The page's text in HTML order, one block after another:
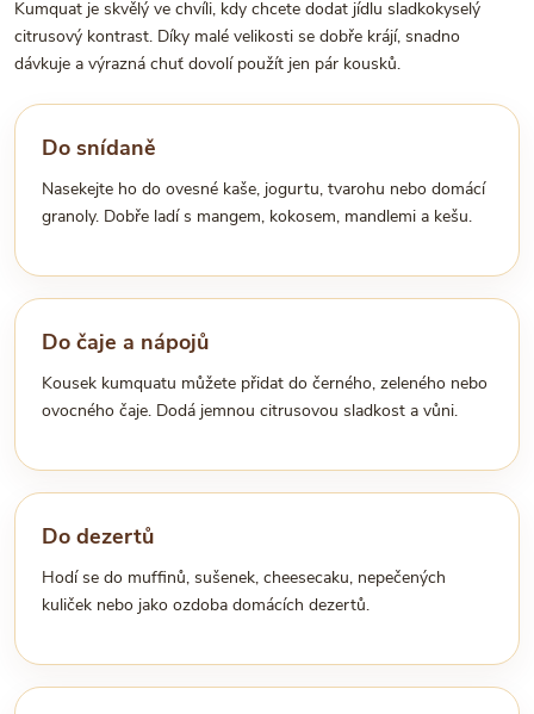
Kumquat je skvělý ve chvíli, kdy chcete dodat jídlu sladkokyselý
citrusový kontrast. Díky malé velikosti se dobře krájí, snadno
dávkuje a výrazná chuť dovolí použít jen pár kousků.
Do snídaně
Nasekejte ho do ovesné kaše, jogurtu, tvarohu nebo domácí
granoly. Dobře ladí s mangem, kokosem, mandlemi a kešu.
Do čaje a nápojů
Kousek kumquatu můžete přidat do černého, zeleného nebo
ovocného čaje. Dodá jemnou citrusovou sladkost a vůni.
Do dezertů
Hodí se do muffinů, sušenek, cheesecaku, nepečených
kuliček nebo jako ozdoba domácích dezertů.